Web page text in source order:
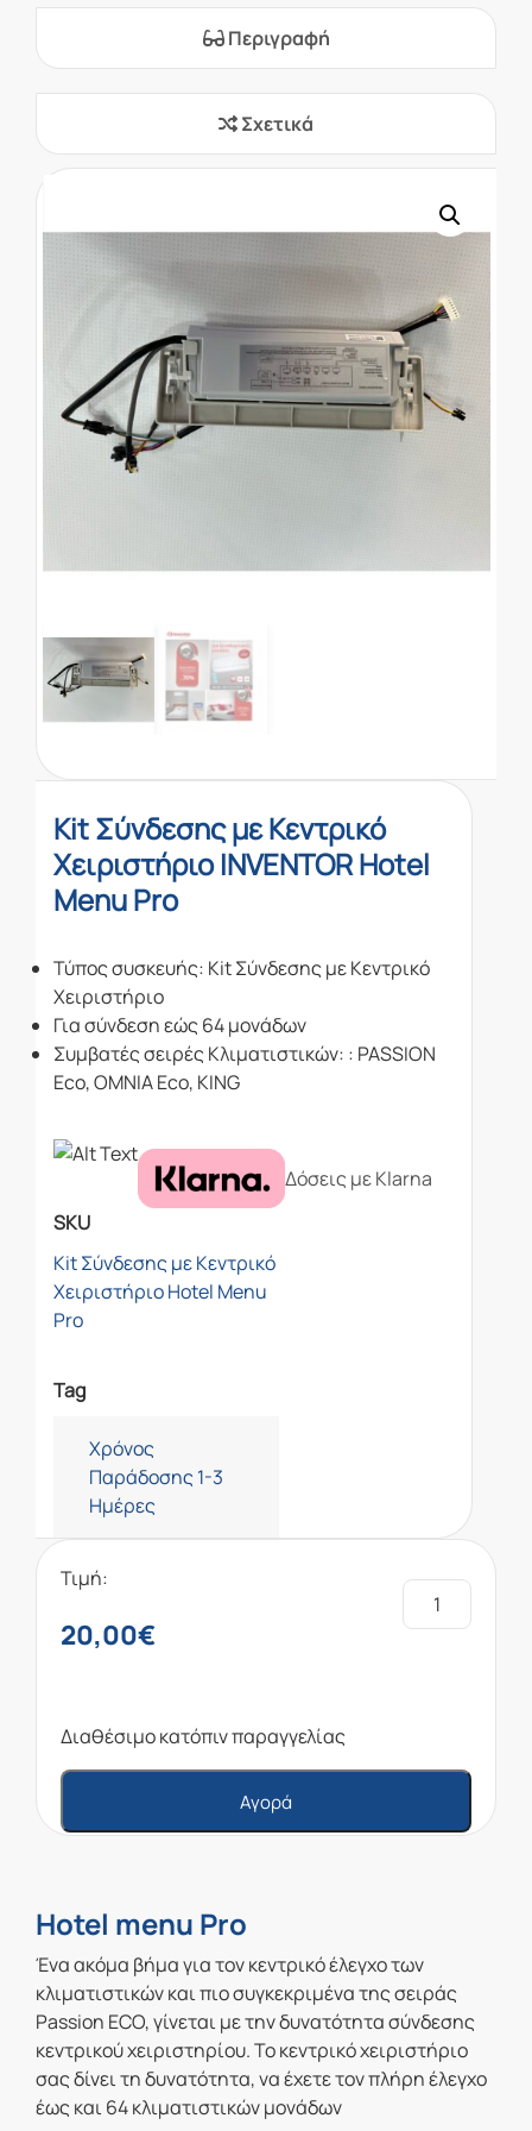
Περιγραφή
Σχετικά
Kit Σύνδεσης με Κεντρικό
Χειριστήριο INVENTOR Hotel
Menu Pro
Τύπος συσκευής: Kit Σύνδεσης με Κεντρικό
Χειριστήριο
Για σύνδεση εώς 64 μονάδων
Συμβατές σειρές Κλιματιστικών: : PASSION
Eco, OMNIA Eco, KING
Δόσεις με Klarna
SKU
Kit Σύνδεσης με Κεντρικό
Χειριστήριο Hotel Menu
Pro
Tag
Χρόνος
Παράδοσης 1-3
Ημέρες
Τιμή:
20,00€
Διαθέσιμο κατόπιν παραγγελίας
Αγορά
Hotel menu Pro
Ένα ακόμα βήμα για τον κεντρικό έλεγχο των
κλιματιστικών και πιο συγκεκριμένα της σειράς
Passion ECO, γίνεται με την δυνατότητα σύνδεσης
κεντρικού χειριστηρίου. Το κεντρικό χειριστήριο
σας δίνει τη δυνατότητα, να έχετε τον πλήρη έλεγχο
έως και 64 κλιματιστικών μονάδων